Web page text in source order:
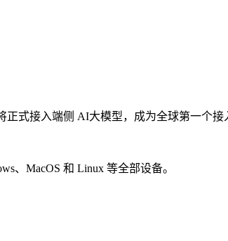
式接入端侧 AI大模型，成为全球第一个接
、MacOS 和 Linux 等全部设备。